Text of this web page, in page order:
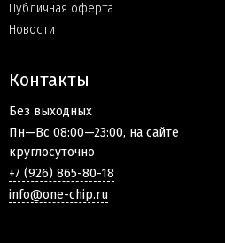
Публичная оферта
Новости
Контакты
Без выходных
Пн—Вс 08:00—23:00, на сайте
круглосуточно
+7 (926) 865-80-18
info@one-chip.ru